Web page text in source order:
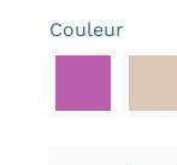
Couleur